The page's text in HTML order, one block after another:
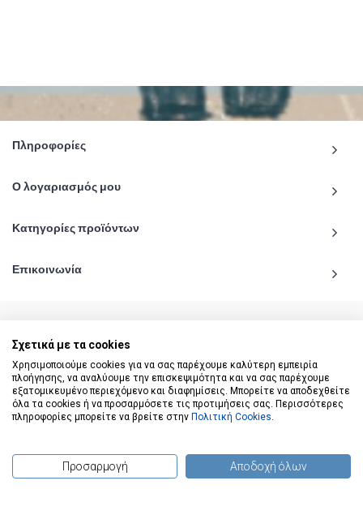
Πληροφορίες
Ο λογαριασμός μου
Κατηγορίες προϊόντων
Επικοινωνία
© 2020 - 2026 katiginetai.gr All Rights Reserved.
Σχετικά με τα cookies
Χρησιμοποιούμε cookies για να σας παρέχουμε καλύτερη εμπειρία
πλοήγησης, να αναλύουμε την επισκεψιμότητα και να σας παρέχουμε
εξατομικευμένο περιεχόμενο και διαφημίσεις. Μπορείτε να αποδεχθείτε
όλα τα cookies ή να προσαρμόσετε τις προτιμήσεις σας. Περισσότερες
πληροφορίες μπορείτε να βρείτε στην Πολιτική Cookies.
Προσαρμογή Αποδοχή όλων
(0) προϊόντα